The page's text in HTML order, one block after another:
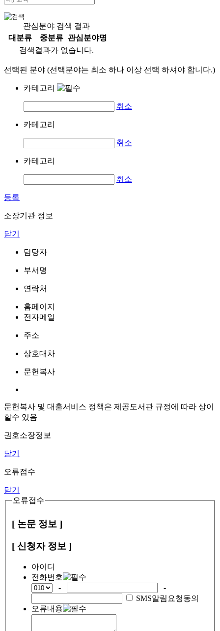
관심분야 검색 결과
대분류
중분류
관심분야명
검색결과가 없습니다.
선택된 분야 (선택분야는 최소 하나 이상 선택 하셔야 합니다.)
카테고리
취소
카테고리
취소
카테고리
취소
등록
소장기관 정보
닫기
담당자
부서명
연락처
홈페이지
전자메일
주소
상호대차
문헌복사
문헌복사 및 대출서비스 정책은 제공도서관 규정에 따라 상이
할수 있음
권호소장정보
닫기
오류접수
닫기
오류접수
[ 논문 정보 ]
[ 신청자 정보 ]
아이디
전화번호
-
-
SMS알림요청동의
오류내용